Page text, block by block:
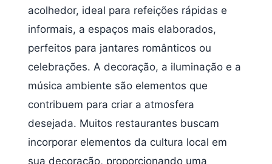
acolhedor, ideal para refeições rápidas e
informais, a espaços mais elaborados,
perfeitos para jantares românticos ou
celebrações. A decoração, a iluminação e a
música ambiente são elementos que
contribuem para criar a atmosfera
desejada. Muitos restaurantes buscam
incorporar elementos da cultura local em
sua decoração, proporcionando uma